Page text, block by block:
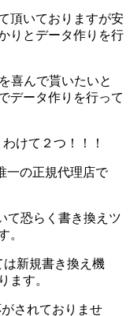
頂いておりますが安
りとデータ作りを行
喜んで貰いたいと
データ作りを行って
けて２つ！！！
一の正規代理店で
て恐らく書き換えツ
。
は新規書き換え機
ます。
されておりませ